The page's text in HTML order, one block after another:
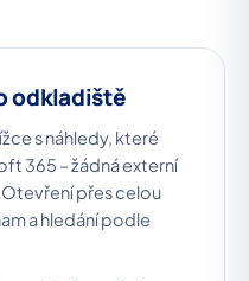
odkladiště
s náhledy, které
365 – žádná externí
Otevření přes celou
a hledání podle